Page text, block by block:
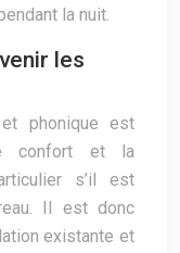
la nuit.
les
phonique est
confort et la
s’il est
Il est donc
existante et